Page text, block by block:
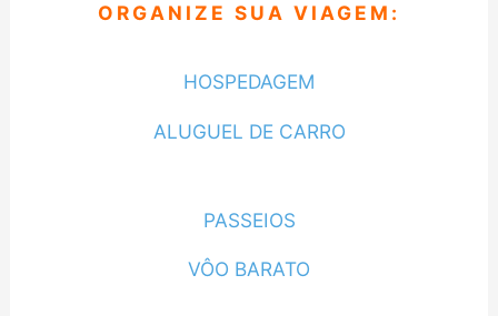
ORGANIZE SUA VIAGEM:
HOSPEDAGEM
ALUGUEL DE CARRO
PASSEIOS
VÔO BARATO